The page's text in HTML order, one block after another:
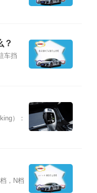
？
车挡
）：
，N档